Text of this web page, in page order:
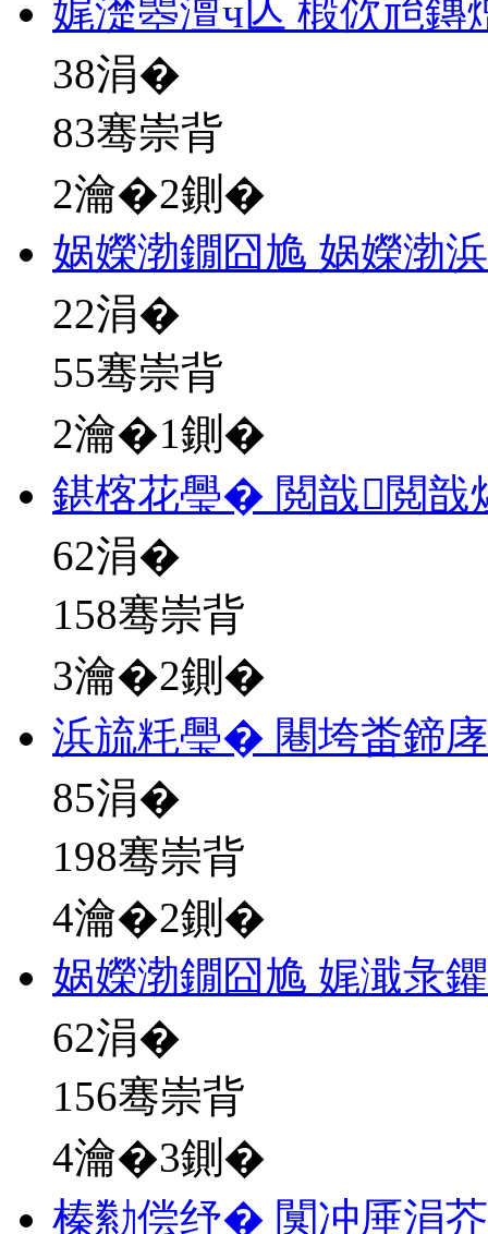
娓濋瞾澶ч亾 椴佽兘鏄
38涓�
83骞崇背
2瀹�2鍘�
娲嬫渤鐗囧尯 娲嬫渤
22涓�
55骞崇背
2瀹�1鍘�
鍖楁花璺� 閲戠閲戠
62涓�
158骞崇背
3瀹�2鍘�
浜旈粍璺� 闀垮畨鍗
85涓�
198骞崇背
4瀹�2鍘�
娲嬫渤鐗囧尯 娓濈彔
62涓�
156骞崇背
4瀹�3鍘�
榛勬偿纾� 闃冲厜涓